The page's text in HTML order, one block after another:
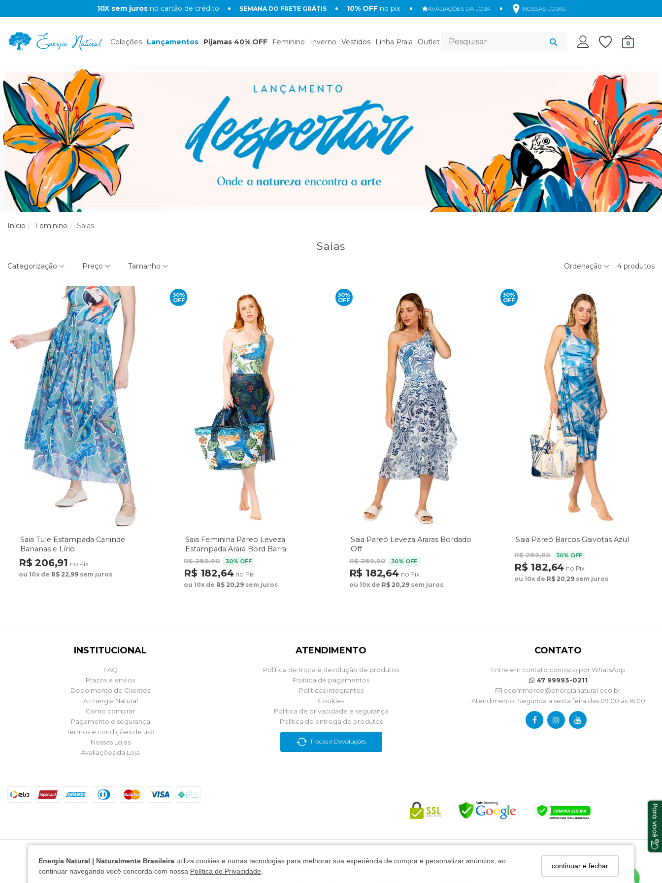
10X sem jurosno cartão de crédito SEMANA DO FRETE GRÁTIS 10% OFF no pix AVALIAÇÕES DA LOJA NOSSAS LOJAS
Coleções Lançamentos Pijamas 40% OFF Feminino Inverno Vestidos Linha Praia Outlet Acessórios 0
Energia Natural | Naturalmente Brasileira utiliza cookies e outras tecnologias para melhorar sua experiência de compra e personalizar anúncios, ao
continuar navegando você concorda com nossa Política de Privacidade
continuar e fechar
Início Feminino Saias
Saias
Categorização Preço Tamanho Ordenação 4 produtos
Saia Tule Estampada Canindé
Bananas e Lírio
R$ 206,91 no Pix
ou 10x de R$ 22,99sem juros
30%
OFF
Saia Feminina Pareo Leveza
Estampada Arara Bord Barra
Fundo Azul
R$ 289,90 30% OFF
R$ 182,64 no Pix
ou 10x de R$ 20,29 sem juros
30%
OFF
Saia Pareô Leveza Araras Bordado
Off
R$ 289,90 30% OFF
R$ 182,64 no Pix
ou 10x de R$ 20,29sem juros
30%
OFF
Saia Pareô Barcos Gaivotas Azul
R$ 289,90 30% OFF
R$ 182,64 no Pix
ou 10x de R$ 20,29sem juros
INSTITUCIONAL
FAQ
Prazos e envios
Depoimento de Clientes
A Energia Natural
Como comprar
Pagamento e segurança
Termos e condições de uso
Nossas Lojas
Avaliações da Loja
ATENDIMENTO
Política de troca e devolução de produtos
Política de pagamentos
Políticas integrantes
Cookies
Política de privacidade e segurança
Política de entrega de produtos
Trocas e Devoluções
CONTATO
Entre em contato conosco por WhatsApp
47 99993-0211
ecommerce@energianatural.eco.br
Atendimento: Segunda a sexta feira das 09:00 ás 16:00